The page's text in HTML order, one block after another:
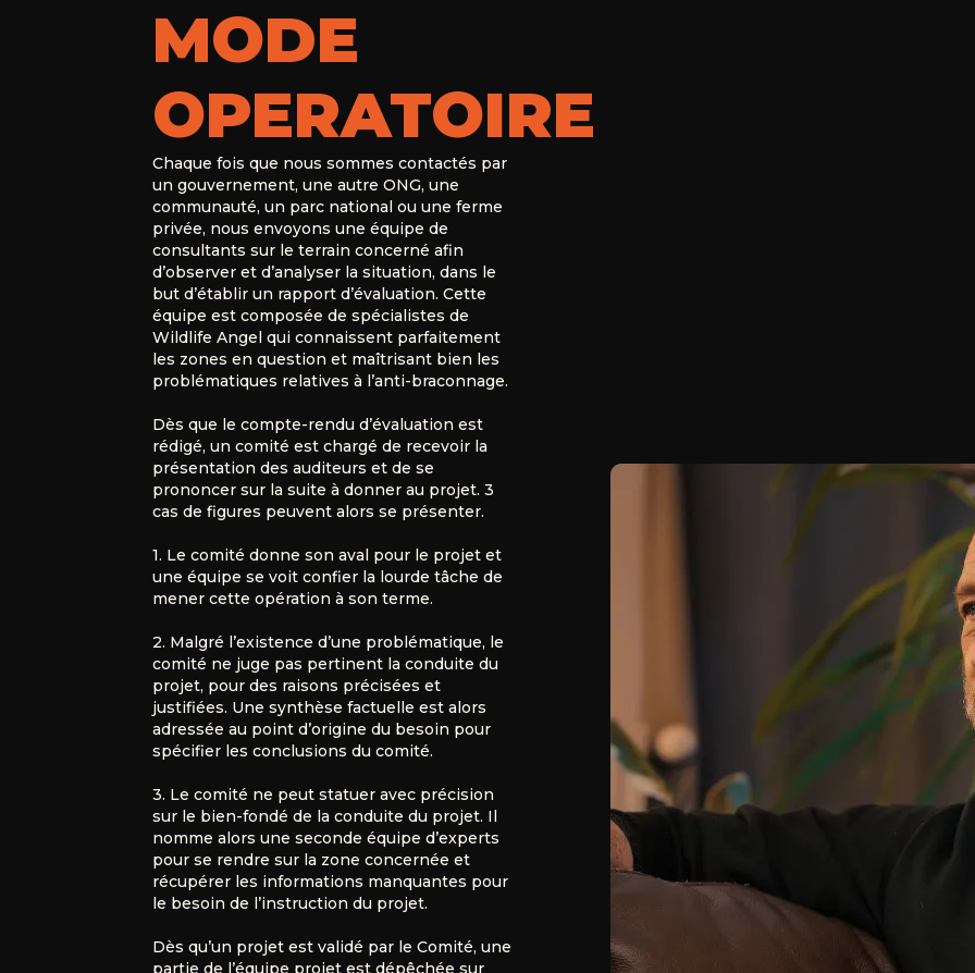
MODE
OPERATOIRE
Chaque fois que nous sommes contactés par
un gouvernement, une autre ONG, une
communauté, un parc national ou une ferme
privée, nous envoyons une équipe de
consultants sur le terrain concerné afin
d’observer et d’analyser la situation, dans le
but d’établir un rapport d’évaluation. Cette
équipe est composée de spécialistes de
Wildlife Angel qui connaissent parfaitement
les zones en question et maîtrisant bien les
problématiques relatives à l’anti-braconnage.
Dès que le compte-rendu d’évaluation est
rédigé, un comité est chargé de recevoir la
présentation des auditeurs et de se
prononcer sur la suite à donner au projet. 3
cas de figures peuvent alors se présenter.
1. Le comité donne son aval pour le projet et
une équipe se voit confier la lourde tâche de
mener cette opération à son terme.
2. Malgré l’existence d’une problématique, le
comité ne juge pas pertinent la conduite du
projet, pour des raisons précisées et
justifiées. Une synthèse factuelle est alors
adressée au point d’origine du besoin pour
spécifier les conclusions du comité.
3. Le comité ne peut statuer avec précision
sur le bien-fondé de la conduite du projet. Il
nomme alors une seconde équipe d’experts
pour se rendre sur la zone concernée et
récupérer les informations manquantes pour
le besoin de l’instruction du projet.
Dès qu’un projet est validé par le Comité, une
partie de l’équipe projet est dépêchée sur